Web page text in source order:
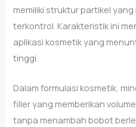
memiliki struktur partikel
terkontrol. Karakteristik ini
aplikasi kosmetik yang
tinggi.
Dalam formulasi kosmetik,
filler yang memberikan
tanpa menambah bobot